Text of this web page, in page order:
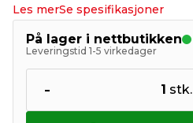
Les merSe spesifikasjoner
På lager i nettbutikken
Leveringstid 1-5 virkedager
- 1 stk.